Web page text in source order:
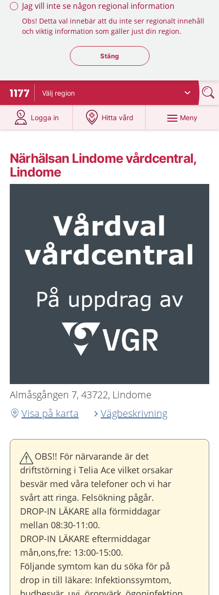
Jag vill inte se någon regional information
Obs! Detta val innebär att du inte ser regionalt innehåll
och viktig information som gäller just din region.
Stäng regionsväljaren
Stäng
Till startsidan för 1177
Välj region
Logga in
på 1177.se
Hitta vård
på 1177.se
Meny
Närhälsan Lindome vårdcentral,
Lindome
Almåsgången 7, 43722, Lindome
Visa på karta
Vägbeskrivning
OBS!! För närvarande är det
driftstörning i Telia Ace vilket orsakar
besvär med våra telefoner och vi har
svårt att ringa. Felsökning pågår.
DROP-IN LÄKARE alla förmiddagar
mellan 08:30-11:00.
DROP-IN LÄKARE eftermiddagar
mån,ons,fre: 13:00-15:00.
Följande symtom kan du söka för på
drop in till läkare: Infektionssymtom,